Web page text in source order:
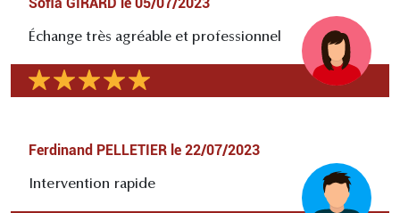
Échange très agréable et professionnel
Ferdinand PELLETIER le 22/07/2023
Intervention rapide